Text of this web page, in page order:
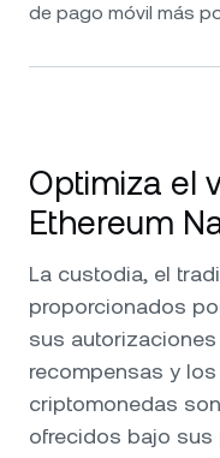
de pago móvil más
Optimiza el
Ethereum
La custodia, el
proporcionados
sus autorizaciones
recompensas y
criptomonedas
ofrecidos bajo sus